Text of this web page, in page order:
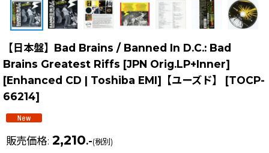
【日本盤】Bad Brains / Banned In D.C.: Bad
Brains Greatest Riffs [JPN Orig.LP+Inner]
[Enhanced CD | Toshiba EMI]【ユーズド】
[TOCP-
66214]
販売価格: 2,210.-(税別)